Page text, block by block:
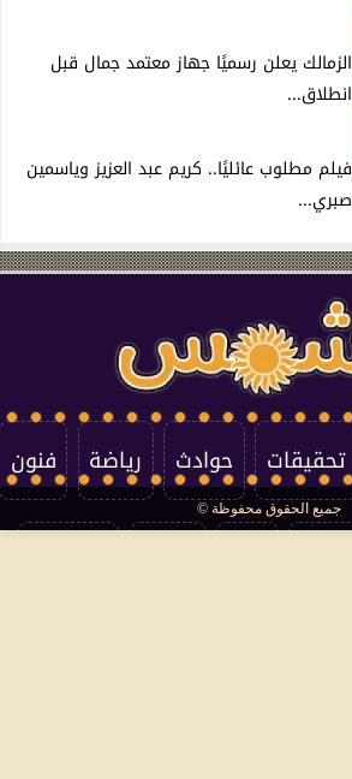
الزمالك يعلن رسميًا جهاز معتمد جمال قبل
انطلاق...
فيلم مطلوب عائليًا.. كريم عبد العزيز وياسمين
صبري...
تحقيقات حوادث رياضة فنون
جميع الحقوق محفوظة ©